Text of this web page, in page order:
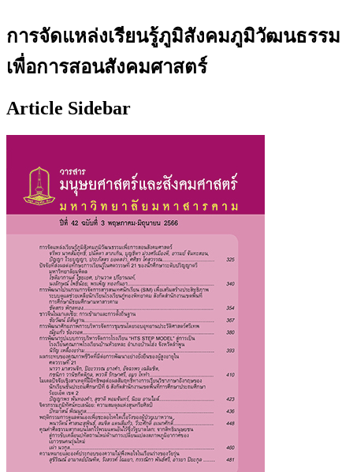
การจัดแหล่งเรียนรู้ภูมิสังคมภูมิวัฒนธรรม
เพื่อการสอนสังคมศาสตร์
Article Sidebar